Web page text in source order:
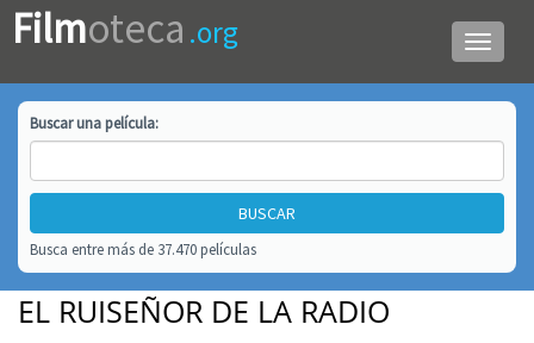
Menú
de
Filmoteca .org
Buscar unapelícula:
Busca entre más de 37.470 películas
EL RUISEÑOR DE LA RADIO